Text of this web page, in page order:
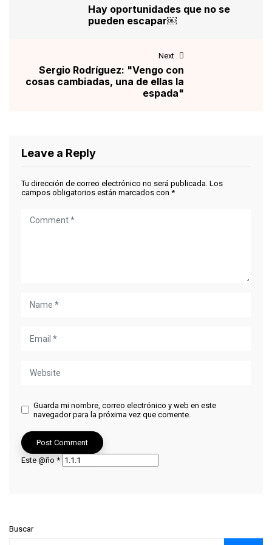
Hay oportunidades que no se
pueden escapar￼
Next
Sergio Rodríguez: "Vengo con
cosas cambiadas, una de ellas la
espada"
Leave a Reply
Tu dirección de correo electrónico no será publicada. Los
campos obligatorios están marcados con *
Guarda mi nombre, correo electrónico y web en este
navegador para la próxima vez que comente.
Este @ño *
Buscar